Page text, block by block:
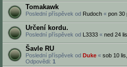
Tomakawk
Poslední příspěvek od Rudoch « pon 30
Určení kordu.
Poslední příspěvek od L3333 « ned 24
Šavle RU
Poslední příspěvek od Duke « sob 10
Odpovědi: 1